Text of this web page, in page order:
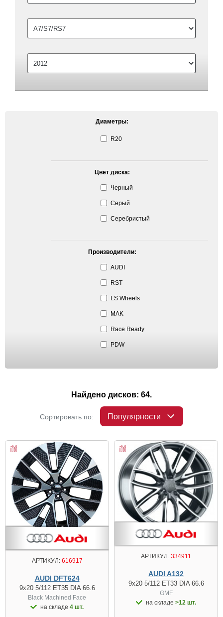
Диаметры:
R20
Цвет диска:
Черный
Серый
Серебристый
Производители:
AUDI
RST
LS Wheels
MAK
Race Ready
PDW
Найдено дисков: 64.
Сортировать по: Популярности
АРТИКУЛ:616917
AUDI DFT624
9x20 5/112 ET35 DIA 66.6
Black Machined Face
на складе 4 шт.
АРТИКУЛ: 334911
AUDI A132
9x20 5/112 ET33 DIA 66.6
GMF
на складе >12 шт.